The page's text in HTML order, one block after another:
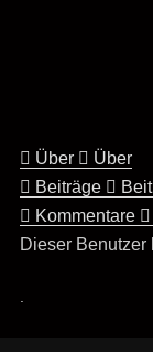
Über
Über
Beiträge
Kommentare
Dieser Benutzer